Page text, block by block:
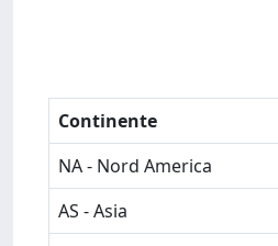
Continente
NA - Nord America
AS - Asia